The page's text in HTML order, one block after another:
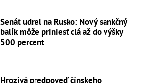
Senát udrel na Rusko: Nový sankčný
balík môže priniesť clá až do výšky
500 percent
Hrozivá predpoveď čínskeho